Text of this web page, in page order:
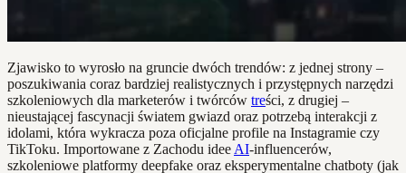
Zjawisko to wyrosło na gruncie dwóch trendów: z jednej strony –
poszukiwania coraz bardziej realistycznych i przystępnych narzędzi
szkoleniowych dla marketerów i twórców treści, z drugiej –
nieustającej fascynacji światem gwiazd oraz potrzebą interakcji z
idolami, która wykracza poza oficjalne profile na Instagramie czy
TikToku. Importowane z Zachodu idee AI-influencerów,
szkoleniowe platformy deepfake oraz eksperymentalne chatboty (jak